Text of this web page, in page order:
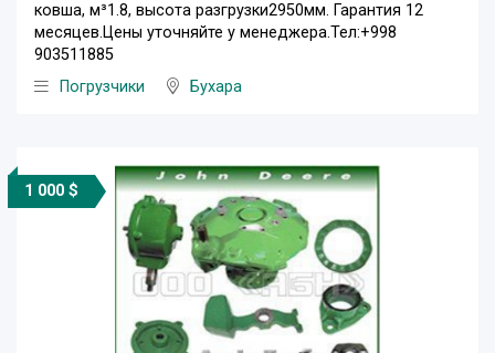
ковша, м³1.8, высота разгрузки2950мм. Гарантия 12
месяцев.Цены уточняйте у менеджера.Тел:+998
903511885‬
Погрузчики
Бухара
1 000 $